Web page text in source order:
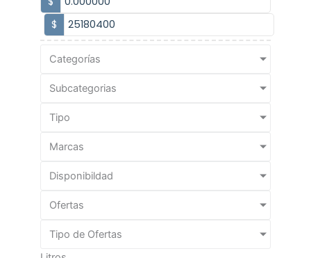
$
Categorías
Subcategorias
Tipo
Marcas
Disponibildad
Ofertas
Tipo de Ofertas